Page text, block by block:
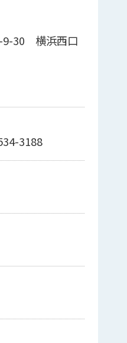
9-30 横浜西口
3188